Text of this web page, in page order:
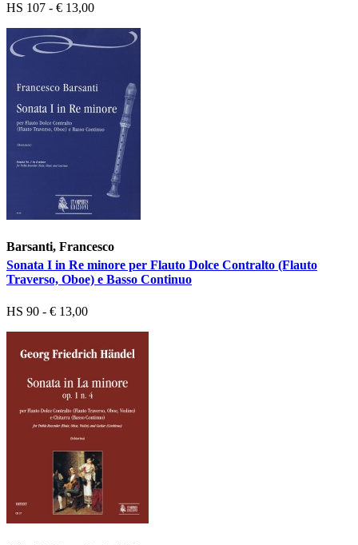
HS 107 - € 13,00
Barsanti, Francesco
Sonata I in Re minore per Flauto Dolce Contralto (Flauto
Traverso, Oboe) e Basso Continuo
HS 90 - € 13,00